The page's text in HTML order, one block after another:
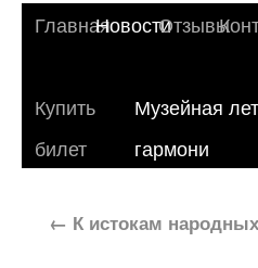
ГлавнаяНовостиОтзывы
Купить
билет
Музейная
гармони
← К истокам